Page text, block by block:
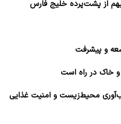
از پشت‌پرده خلیج فارس
و پیشرفت
و خاک در راه است
محیط‌زیست و امنیت غذایی